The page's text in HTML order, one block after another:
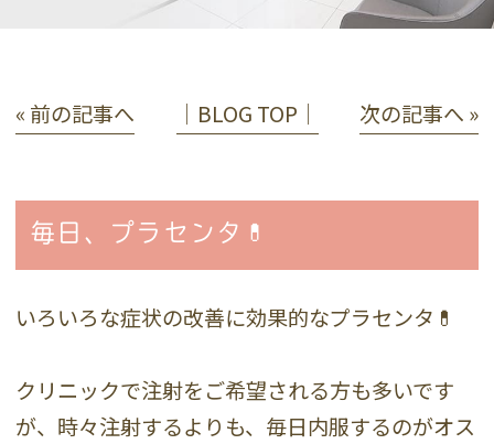
« 前の記事へ │BLOG TOP│ 次の記事へ »
毎日、プラセンタ💊
いろいろな症状の改善に効果的なプラセンタ💊
クリニックで注射をご希望される方も多いです
が、時々注射するよりも、毎日内服するのがオス